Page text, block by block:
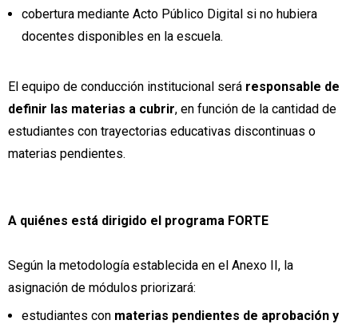
cobertura mediante Acto Público Digital si no hubiera
docentes disponibles en la escuela.
El equipo de conducción institucional será responsable de
definir las materias a cubrir, en función de la cantidad de
estudiantes con trayectorias educativas discontinuas o
materias pendientes.
A quiénes está dirigido el programa FORTE
Según la metodología establecida en el Anexo II, la
asignación de módulos priorizará:
estudiantes con materias pendientes de aprobación y